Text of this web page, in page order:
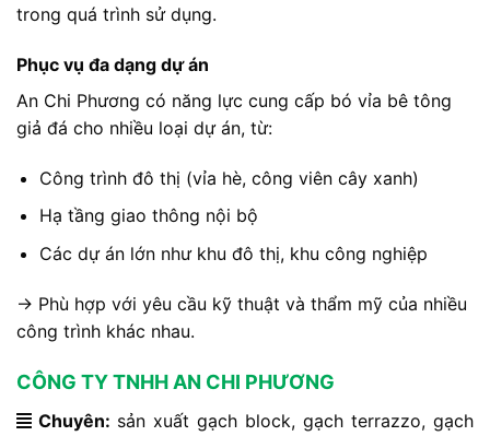
trong quá trình sử dụng.
Phục vụ đa dạng dự án
An Chi Phương có năng lực cung cấp bó vỉa bê tông
giả đá cho nhiều loại dự án, từ:
Công trình đô thị (vỉa hè, công viên cây xanh)
Hạ tầng giao thông nội bộ
Các dự án lớn như khu đô thị, khu công nghiệp
→ Phù hợp với yêu cầu kỹ thuật và thẩm mỹ của nhiều
công trình khác nhau.
CÔNG TY TNHH AN CHI PHƯƠNG
Chuyên: sản xuất gạch block, gạch terrazzo, gạch